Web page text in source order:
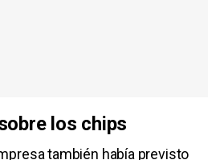
los chips
también había previsto